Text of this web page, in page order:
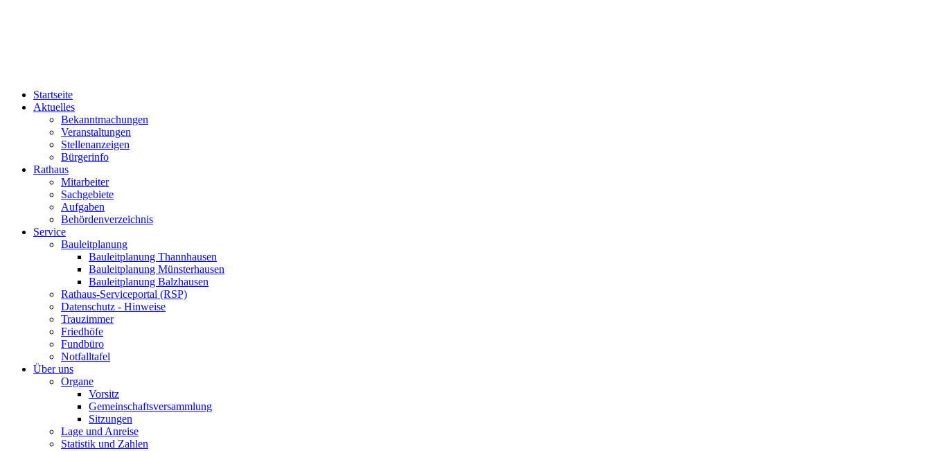
Startseite
Aktuelles
Bekanntmachungen
Veranstaltungen
Stellenanzeigen
Bürgerinfo
Rathaus
Mitarbeiter
Sachgebiete
Aufgaben
Behördenverzeichnis
Service
Bauleitplanung
Bauleitplanung Thannhausen
Bauleitplanung Münsterhausen
Bauleitplanung Balzhausen
Rathaus-Serviceportal (RSP)
Datenschutz - Hinweise
Trauzimmer
Friedhöfe
Fundbüro
Notfalltafel
Über uns
Organe
Vorsitz
Gemeinschaftsversammlung
Sitzungen
Lage und Anreise
Statistik und Zahlen